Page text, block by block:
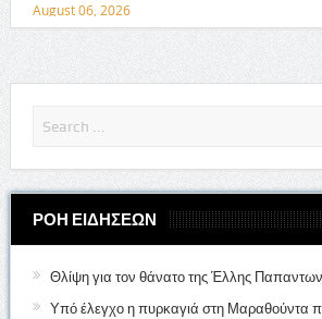
August 06, 2026
ΡΟΗ ΕΙΔΗΣΕΩΝ
Θλίψη για τον θάνατο της Έλλης
Υπό έλεγχο η πυρκαγιά στη Μαραθούντα